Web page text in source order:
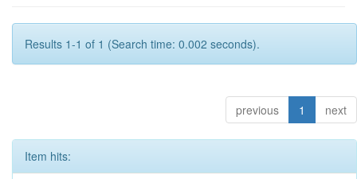
Results 1-1 of 1 (Search time: 0.002 seconds).
previous 1 next
Item hits: